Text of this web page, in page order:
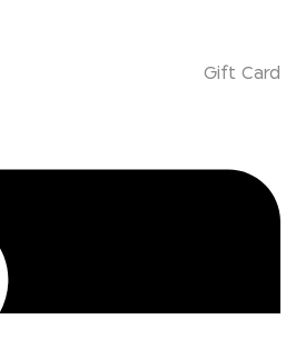
Gift Card